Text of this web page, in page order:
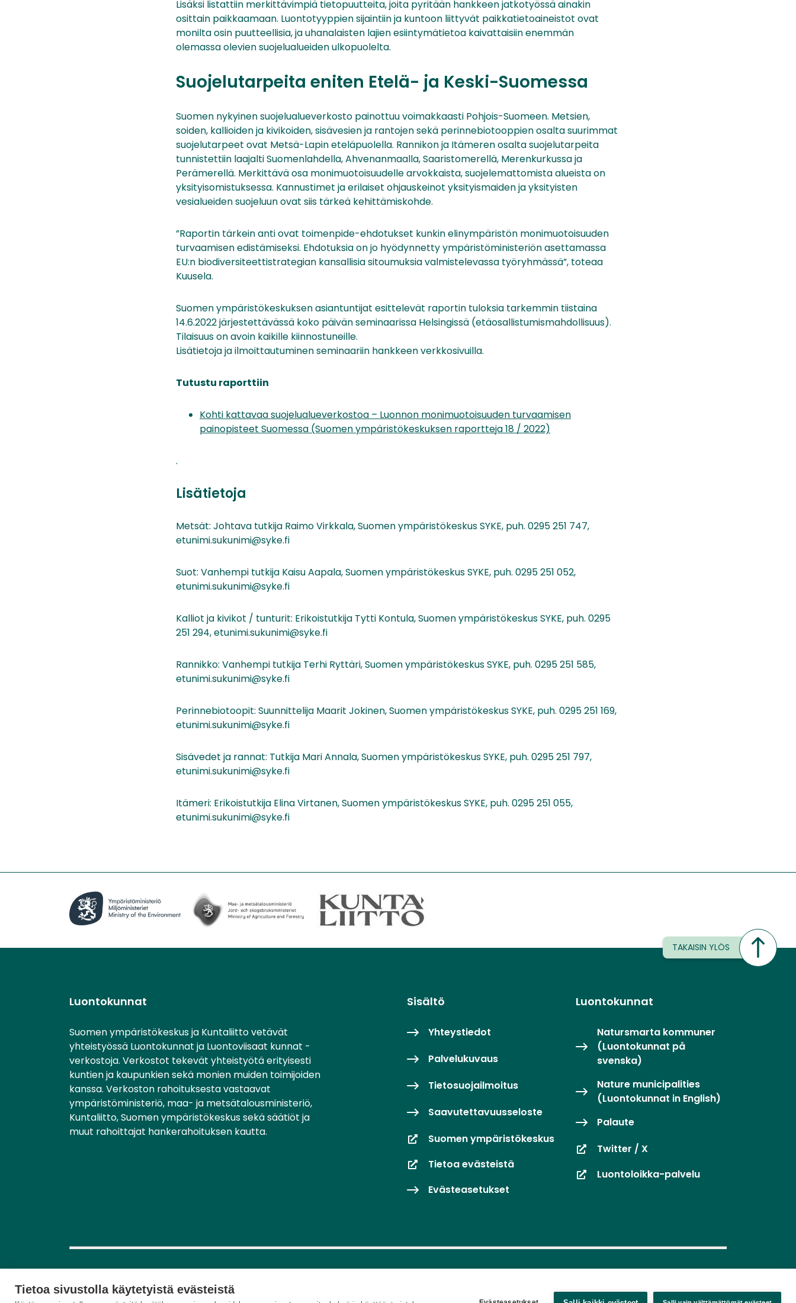
Tietoa sivustolla käytetyistä evästeistä
Lisäksi listattiin merkittävimpiä tietopuutteita, joita pyritään hankkeen jatkotyössä ainakin
osittain paikkaamaan. Luontotyyppien sijaintiin ja kuntoon liittyvät paikkatietoaineistot ovat
monilta osin puutteellisia, ja uhanalaisten lajien esiintymätietoa kaivattaisiin enemmän
olemassa olevien suojelualueiden ulkopuolelta.
Suojelutarpeita eniten Etelä- ja Keski-Suomessa
Suomen nykyinen suojelualueverkosto painottuu voimakkaasti Pohjois-Suomeen. Metsien,
soiden, kallioiden ja kivikoiden, sisävesien ja rantojen sekä perinnebiotooppien osalta suurimmat
suojelutarpeet ovat Metsä-Lapin eteläpuolella. Rannikon ja Itämeren osalta suojelutarpeita
tunnistettiin laajalti Suomenlahdella, Ahvenanmaalla, Saaristomerellä, Merenkurkussa ja
Perämerellä. Merkittävä osa monimuotoisuudelle arvokkaista, suojelemattomista alueista on
yksityisomistuksessa. Kannustimet ja erilaiset ohjauskeinot yksityismaiden ja yksityisten
vesialueiden suojeluun ovat siis tärkeä kehittämiskohde.
”Raportin tärkein anti ovat toimenpide-ehdotukset kunkin elinympäristön monimuotoisuuden
turvaamisen edistämiseksi. Ehdotuksia on jo hyödynnetty ympäristöministeriön asettamassa
EU:n biodiversiteettistrategian kansallisia sitoumuksia valmistelevassa työryhmässä”, toteaa
Kuusela.
Suomen ympäristökeskuksen asiantuntijat esittelevät raportin tuloksia tarkemmin tiistaina
14.6.2022 järjestettävässä koko päivän seminaarissa Helsingissä (etäosallistumismahdollisuus).
Tilaisuus on avoin kaikille kiinnostuneille.
Lisätietoja ja ilmoittautuminen seminaariin hankkeen verkkosivuilla.
Tutustu raporttiin
Kohti kattavaa suojelualueverkostoa – Luonnon monimuotoisuuden turvaamisen
painopisteet Suomessa (Suomen ympäristökeskuksen raportteja 18 / 2022)
.
Lisätietoja
Metsät: Johtava tutkija Raimo Virkkala, Suomen ympäristökeskus SYKE, puh. 0295 251 747,
etunimi.sukunimi@syke.fi
Suot: Vanhempi tutkija Kaisu Aapala, Suomen ympäristökeskus SYKE, puh. 0295 251 052,
etunimi.sukunimi@syke.fi
Kalliot ja kivikot / tunturit: Erikoistutkija Tytti Kontula, Suomen ympäristökeskus SYKE, puh. 0295
251 294, etunimi.sukunimi@syke.fi
Rannikko: Vanhempi tutkija Terhi Ryttäri, Suomen ympäristökeskus SYKE, puh. 0295 251 585,
etunimi.sukunimi@syke.fi
Perinnebiotoopit: Suunnittelija Maarit Jokinen, Suomen ympäristökeskus SYKE, puh. 0295 251 169,
etunimi.sukunimi@syke.fi
Sisävedet ja rannat: Tutkija Mari Annala, Suomen ympäristökeskus SYKE, puh. 0295 251 797,
etunimi.sukunimi@syke.fi
Itämeri: Erikoistutkija Elina Virtanen, Suomen ympäristökeskus SYKE, puh. 0295 251 055,
etunimi.sukunimi@syke.fi
TAKAISIN YLÖS
Luontokunnat
Suomen ympäristökeskus ja Kuntaliitto vetävät
yhteistyössä Luontokunnat ja Luontoviisaat kunnat -
verkostoja. Verkostot tekevät yhteistyötä erityisesti
kuntien ja kaupunkien sekä monien muiden toimijoiden
kanssa. Verkoston rahoituksesta vastaavat
ympäristöministeriö, maa- ja metsätalousministeriö,
Kuntaliitto, Suomen ympäristökeskus sekä säätiöt ja
muut rahoittajat hankerahoituksen kautta.
Sisältö
Yhteystiedot
Palvelukuvaus
Tietosuojailmoitus
Saavutettavuusseloste
Suomen ympäristökeskus
Tietoa evästeistä
Evästeasetukset
Luontokunnat
Natursmarta kommuner
(Luontokunnat på
svenska)
Nature municipalities
(Luontokunnat in English)
Palaute
Twitter / X
Luontoloikka-palvelu